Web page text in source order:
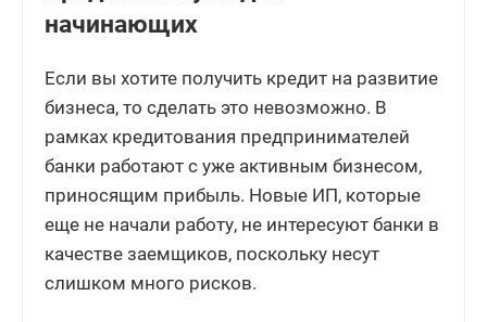
начинающих
Если вы хотите получить кредит на развитие
бизнеса, то сделать это невозможно. В
рамках кредитования предпринимателей
банки работают с уже активным бизнесом,
приносящим прибыль. Новые ИП, которые
еще не начали работу, не интересуют банки в
качестве заемщиков, поскольку несут
слишком много рисков.